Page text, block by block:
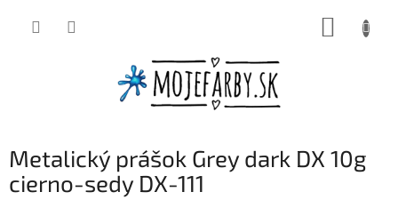
Metalický prášok Grey dark DX 10g
cierno-sedy DX-111